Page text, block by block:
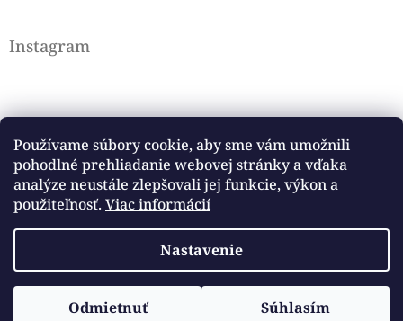
Používame súbory cookie, aby sme vám umožnili
pohodlné prehliadanie webovej stránky a vďaka
analýze neustále zlepšovali jej funkcie, výkon a
použiteľnosť. Viac informácií
Nastavenie
Odmietnuť Súhlasím
Instagram
Sledovať na Instagrame
Facebook
Vytvoril ShoptetCopyright 2026
. Všetky práva vyhradené.